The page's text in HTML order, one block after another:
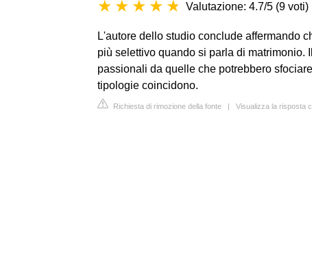
Valutazione: 4.7/5 (9 voti)
L'autore dello studio conclude affermando
più selettivo quando si parla di
passionali da quelle che potrebbero
tipologie coincidono.
Richiesta di rimozione della fonte | Visualizza la risposta